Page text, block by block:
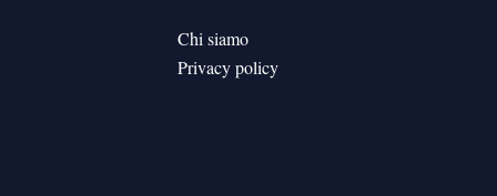
Chi siamo
Privacy policy